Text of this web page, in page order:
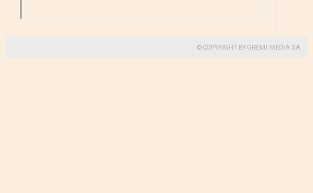
© COPYRIGHT BY GREMI MEDIA SA